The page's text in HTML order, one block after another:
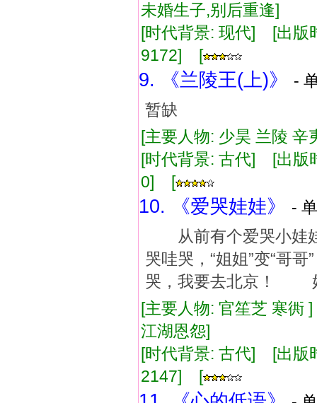
未婚生子,别后重逢]
[时代背景: 现代] [出
9172] [
9. 《兰陵王(上)》
-
暂缺
[主要人物: 少昊 兰陵
[时代背景: 古代] [出
0] [
10. 《爱哭娃娃》
-
从前有个爱哭小娃
哭哇哭，“姐姐”变“
哭，我要去北京！
[主要人物: 官笙芝 寒
江湖恩怨]
[时代背景: 古代] [出
2147] [